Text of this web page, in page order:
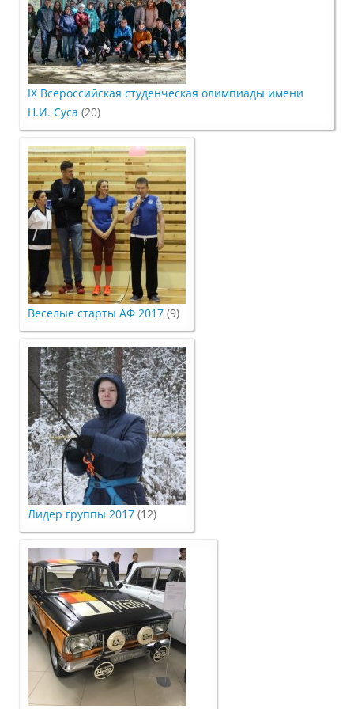
Документы
Рабочие программы
Консультация психолога
Расписание
Спорт
Студенческий совет
Трудоустройство
Как мы отдыхаем
Олимпиады и конкурсы
Информация
Волонтерский центр
Студенческие отряды
Студенческий отряд «Водяной»
IX Всероссийская студенческая олимпиады имени
Н.И. Суса (20)
Веселые старты АФ 2017 (9)
Лидер группы 2017 (12)